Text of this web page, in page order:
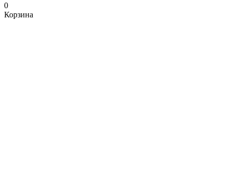
0
Корзина